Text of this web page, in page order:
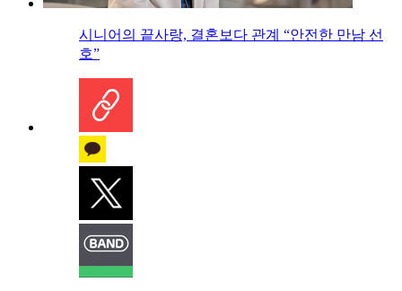
시니어의 끝사랑, 결혼보다 관계 “안전한 만남 선
호”